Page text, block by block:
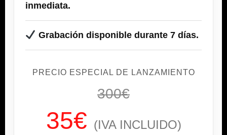
inmediata.
Grabación disponible durante 7 días.
PRECIO ESPECIAL DE LANZAMIENTO
300€
35€ (IVA INCLUIDO)